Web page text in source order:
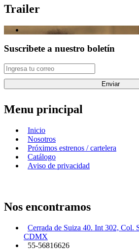
Trailer
Suscribete a nuestro boletín
Enviar
Menu principal
Inicio
Nosotros
Próximos estrenos / cartelera
Catálogo
Aviso de privacidad
Nos encontramos
Cerrada de Suiza 40. Int 302, Col.
CDMX
55-56816626